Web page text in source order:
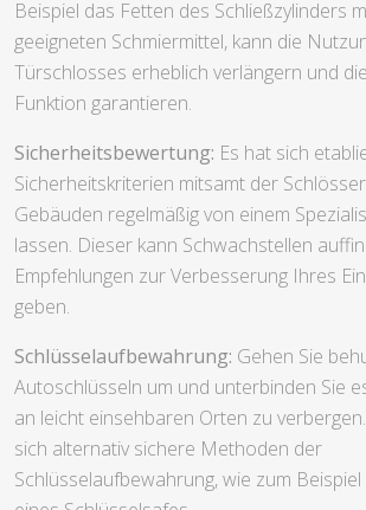
Beispiel das Fetten des Schließzylinders
geeigneten Schmiermittel, kann die
Türschlosses erheblich verlängern und
Funktion garantieren.
Sicherheitsbewertung: Es hat sich
Sicherheitskriterien mitsamt der
Gebäuden regelmäßig von einem
lassen. Dieser kann Schwachstellen
Empfehlungen zur Verbesserung Ihres
geben.
Schlüsselaufbewahrung: Gehen Sie
Autoschlüsseln um und unterbinden Sie
an leicht einsehbaren Orten zu
sich alternativ sichere Methoden der
Schlüsselaufbewahrung, wie zum